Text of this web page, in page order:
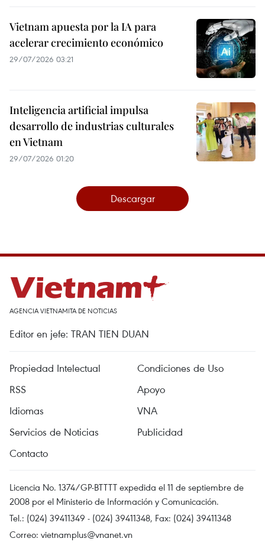
Vietnam apuesta por la IA para
acelerar crecimiento económico
29/07/2026 03:21
Inteligencia artificial impulsa
desarrollo de industrias culturales
en Vietnam
29/07/2026 01:20
Descargar
AGENCIA VIETNAMITA DE NOTICIAS
Editor en jefe: TRAN TIEN DUAN
Propiedad Intelectual
Condiciones de Uso
RSS
Apoyo
Idiomas
VNA
Servicios de Noticias
Publicidad
Contacto
Licencia No. 1374/GP-BTTTT expedida el 11 de septiembre de
2008 por el Ministerio de Información y Comunicación.
Tel.: (024) 39411349 - (024) 39411348, Fax: (024) 39411348
Correo: vietnamplus@vnanet.vn